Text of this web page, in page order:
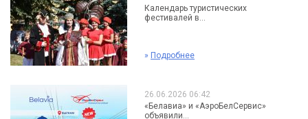
Календарь туристических
фестивалей в...
» Подробнее
26.06.2026 06:42
«Белавиа» и «АэроБелСервис»
объявили...